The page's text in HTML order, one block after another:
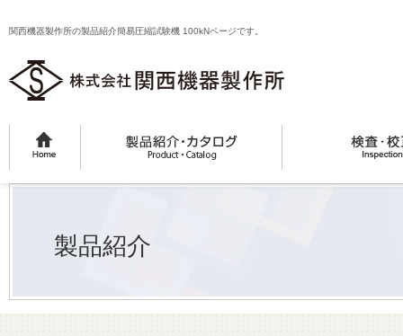
関西機器製作所の製品紹介簡易圧縮試験機 100kNページです。
製品紹介